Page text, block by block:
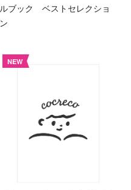
ルブック ベストセレクショ
ン
NEW